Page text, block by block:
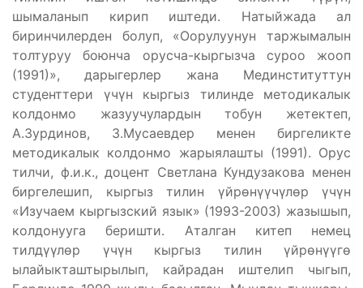
шымаланып кирип иштеди. Натыйжада ал
биринчилерден болуп, «Оорулуунун таржымалын
толтуруу боюнча орусча-кыргызча суроо жооп
(1991)», дарыгерлер жана Мединституттун
студенттери үчүн кыргыз тилинде методикалык
колдонмо жазуучулардын тобун жетектеп,
А.Зурдинов, З.Мусаевдер менен биргеликте
методикалык колдонмо жарыялашты (1991). Орус
тилчи, ф.и.к., доцент Светлана Кундузакова менен
биргелешип, кыргыз тилин үйрөнүүчүлөр үчүн
«Изучаем кыргызский язык» (1993-2003) жазышып,
колдонууга беришти. Аталган китеп немец
тилдүүлөр үчүн кыргыз тилин үйрөнүүгө
ылайыкташтырылып, кайрадан иштелип чыгып,